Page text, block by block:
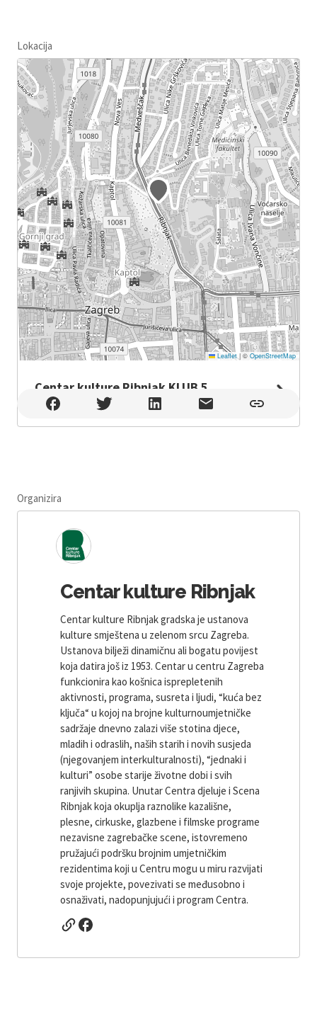
Lokacija
Leaflet |© OpenStreetMap
Centar kulture Ribnjak KLUB 5
Centar kulture Ribnjak KLUB 5 , Zagreb
Organizira
Centar kulture Ribnjak
Centar kulture Ribnjak gradska je ustanova
kulture smještena u zelenom srcu Zagreba.
Ustanova bilježi dinamičnu ali bogatu povijest
koja datira još iz 1953. Centar u centru Zagreba
funkcionira kao košnica isprepletenih
aktivnosti, programa, susreta i ljudi, “kuća bez
ključa“ u kojoj na brojne kulturnoumjetničke
sadržaje dnevno zalazi više stotina djece,
mladih i odraslih, naših starih i novih susjeda
(njegovanjem interkulturalnosti), “jednaki i
kulturi” osobe starije životne dobi i svih
ranjivih skupina. Unutar Centra djeluje i Scena
Ribnjak koja okuplja raznolike kazališne,
plesne, cirkuske, glazbene i filmske programe
nezavisne zagrebačke scene, istovremeno
pružajući podršku brojnim umjetničkim
rezidentima koji u Centru mogu u miru razvijati
svoje projekte, povezivati ​​se međusobno i
osnaživati, nadopunjujući i program Centra.